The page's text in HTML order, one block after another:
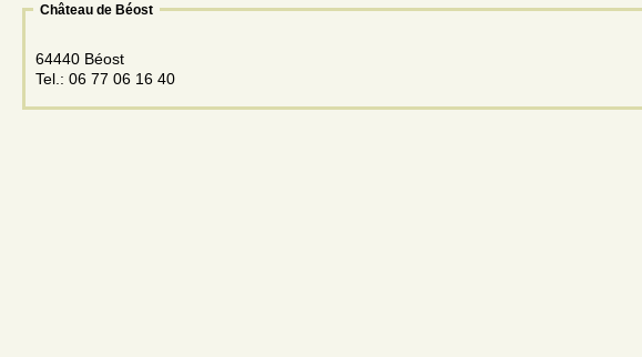
Château de Béost
64440 Béost
Tel.: 06 77 06 16 40